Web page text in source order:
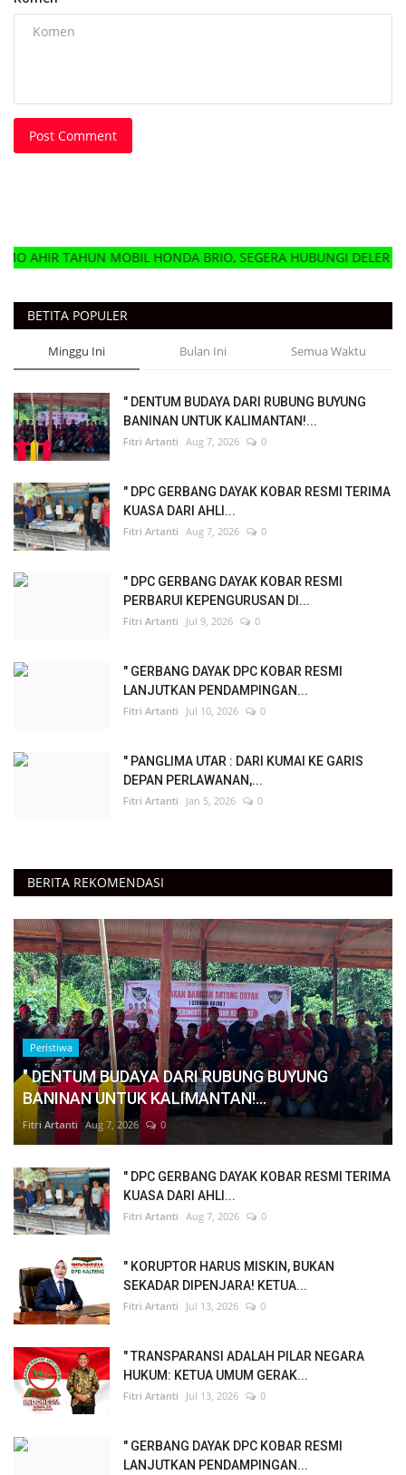
Post Comment
MOBIL HONDA BRIO, SEGERA HUBUNGI DELER HONDA MOBIL
BETITA POPULER
Minggu Ini Bulan Ini Semua Waktu
" DENTUM BUDAYA DARI RUBUNG BUYUNG
BANINAN UNTUK KALIMANTAN!...
Fitri Artanti Aug 7, 2026 0
" DPC GERBANG DAYAK KOBAR RESMI TERIMA
KUASA DARI AHLI...
Fitri Artanti Aug 7, 2026 0
" DPC GERBANG DAYAK KOBAR RESMI
PERBARUI KEPENGURUSAN DI...
Fitri Artanti Jul 9, 2026 0
" GERBANG DAYAK DPC KOBAR RESMI
LANJUTKAN PENDAMPINGAN...
Fitri Artanti Jul 10, 2026 0
" PANGLIMA UTAR : DARI KUMAI KE GARIS
DEPAN PERLAWANAN,...
Fitri Artanti Jan 5, 2026 0
BERITA REKOMENDASI
Peristiwa
" DENTUM BUDAYA DARI RUBUNG BUYUNG
BANINAN UNTUK KALIMANTAN!...
Fitri Artanti Aug 7, 2026 0
" DPC GERBANG DAYAK KOBAR RESMI TERIMA
KUASA DARI AHLI...
Fitri Artanti Aug 7, 2026 0
" KORUPTOR HARUS MISKIN, BUKAN
SEKADAR DIPENJARA! KETUA...
Fitri Artanti Jul 13, 2026 0
" TRANSPARANSI ADALAH PILAR NEGARA
HUKUM: KETUA UMUM GERAK...
Fitri Artanti Jul 13, 2026 0
" GERBANG DAYAK DPC KOBAR RESMI
LANJUTKAN PENDAMPINGAN...